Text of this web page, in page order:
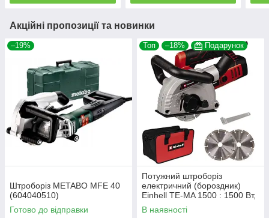
Акційні пропозиції та новинки
–19%
Штроборіз METABO MFE 40
(604040510)
Готово до відправки
Топ –18% Подарунок
Потужний штроборіз
електричний (бороздник)
Einhell TE-MA 1500 : 1500 Вт,
диск 125 мм, 8500 об/хв,
плавний пуск (4350735)
В наявності